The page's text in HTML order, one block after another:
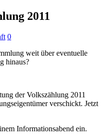
2011
0
weit über eventuelle
hinaus?
der Volkszählung 2011
verschickt. Jetzt
Informationsabend ein.